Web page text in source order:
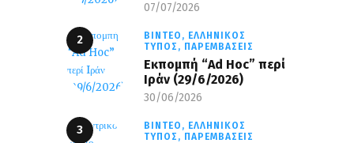
07/07/2026
ΒΊΝΤΕΟ, ΕΛΛΗΝΙΚΌΣ
ΤΎΠΟΣ, ΠΑΡΕΜΒΆΣΕΙΣ
Εκπομπή “Ad Hoc” περί
Iράν (29/6/2026)
30/06/2026
ΒΊΝΤΕΟ, ΕΛΛΗΝΙΚΌΣ
ΤΎΠΟΣ, ΠΑΡΕΜΒΆΣΕΙΣ